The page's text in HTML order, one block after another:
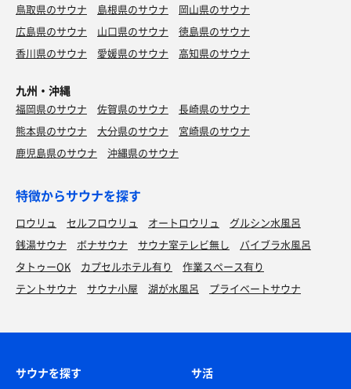
鳥取県のサウナ 島根県のサウナ
岡山県のサウナ
広島県のサウナ
山口県のサウナ
徳島県のサウナ
香川県のサウナ
愛媛県のサウナ 高知県のサウナ
九州・沖縄
福岡県のサウナ 佐賀県のサウナ
長崎県のサウナ
熊本県のサウナ
大分県のサウナ
宮崎県のサウナ
鹿児島県のサウナ
沖縄県のサウナ
特徴からサウナを探す
ロウリュ セルフロウリュ オートロウリュ
グルシン水風呂
銭湯サウナ
ボナサウナ サウナ室テレビ無し
バイブラ水風呂
タトゥーOK
カプセルホテル有り
作業スペース有り
テントサウナ
サウナ小屋 湖が水風呂 プライベートサウナ
サウナを探す サ活